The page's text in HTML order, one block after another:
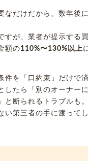
なだけだから、数年後
すが、業者が提示する
額の110%〜130%以上
件を「口約束」だけで
したら「別のオーナー
と断られるトラブルも
い第三者の手に渡って